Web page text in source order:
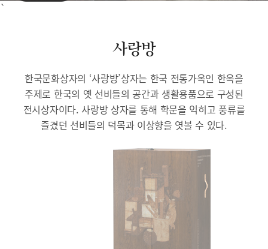
`
사랑방
한국문화상자의 ‘사랑방’상자는 한국 전통가옥인 한옥을
주제로 한국의 옛 선비들의 공간과 생활용품으로 구성된
전시상자이다. 사랑방 상자를 통해 학문을 익히고 풍류를
즐겼던 선비들의 덕목과 이상향을 엿볼 수 있다.